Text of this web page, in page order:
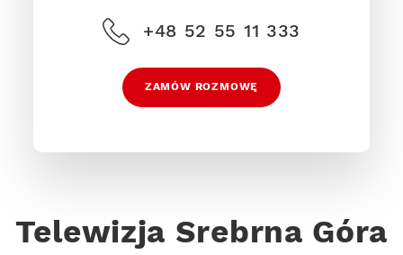
+48 52 55 11 333
ZAMÓW ROZMOWĘ
Telewizja Srebrna Góra